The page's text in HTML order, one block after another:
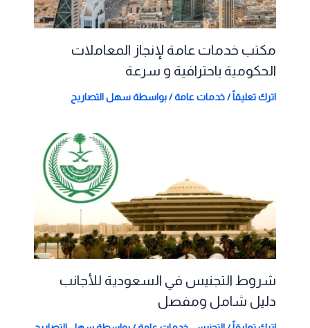
مكتب خدمات عامة لإنجاز المعاملات
الحكومية باحترافية و سرعة
اترك تعليقاً /خدمات عامة/ بواسطة سهل التصاريح
شروط التجنيس في السعودية للأجانب
دليل شامل ومفصل